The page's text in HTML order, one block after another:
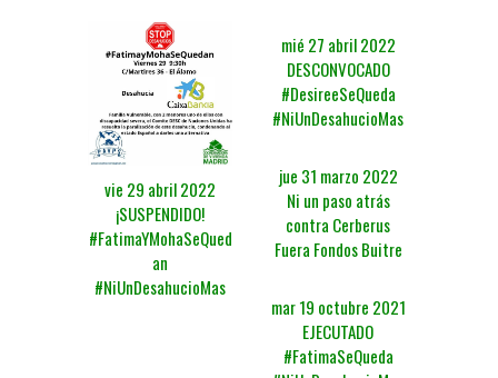
vie 29 abril 2022
¡SUSPENDIDO!
#FatimaYMohaSeQued
an
#NiUnDesahucioMas
mié 27 abril 2022
DESCONVOCADO
#DesireeSeQueda
#NiUnDesahucioMas
jue 31 marzo 2022
Ni un paso atrás
contra Cerberus
Fuera Fondos Buitre
mar 19 octubre 2021
EJECUTADO
#FatimaSeQueda